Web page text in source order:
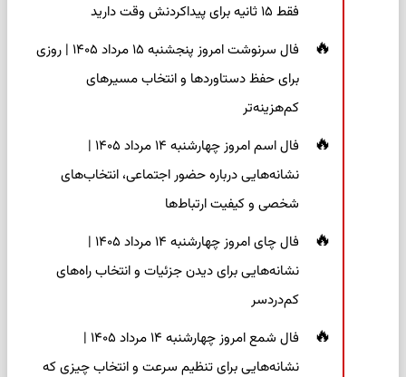
فقط ۱۵ ثانیه برای پیداکردنش وقت دارید
فال سرنوشت امروز پنجشنبه ۱۵ مرداد ۱۴۰۵ | روزی
برای حفظ دستاوردها و انتخاب مسیرهای
کم‌هزینه‌تر
فال اسم امروز چهارشنبه ۱۴ مرداد ۱۴۰۵ |
نشانه‌هایی درباره حضور اجتماعی، انتخاب‌های
شخصی و کیفیت ارتباط‌ها
فال چای امروز چهارشنبه ۱۴ مرداد ۱۴۰۵ |
نشانه‌هایی برای دیدن جزئیات و انتخاب راه‌های
کم‌دردسر
فال شمع امروز چهارشنبه ۱۴ مرداد ۱۴۰۵ |
نشانه‌هایی برای تنظیم سرعت و انتخاب چیزی که